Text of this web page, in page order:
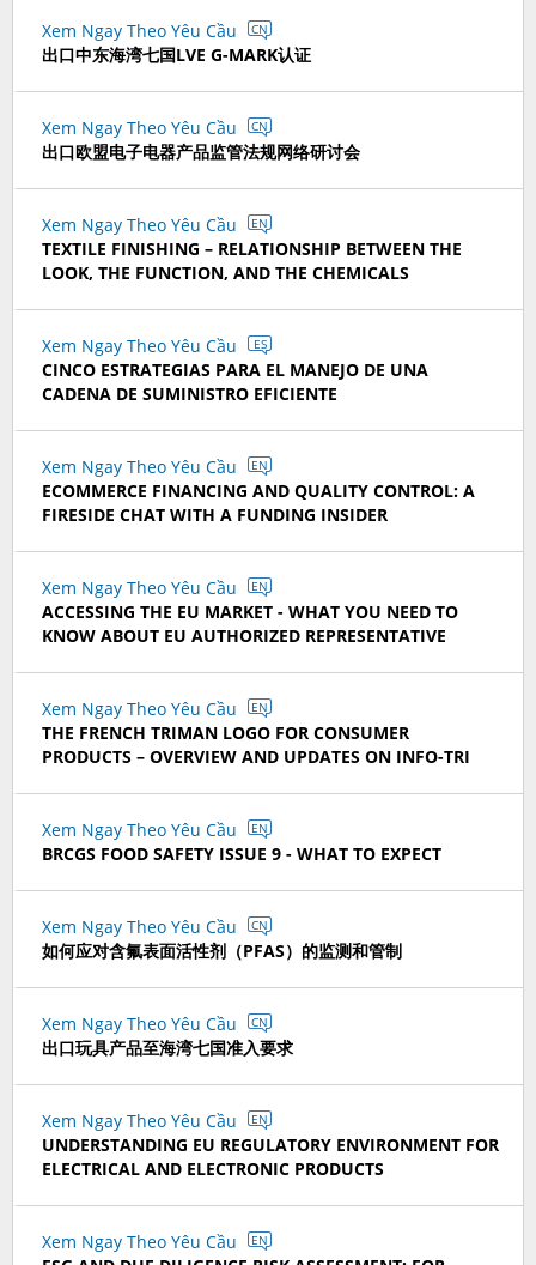
Xem Ngay Theo Yêu Cầu CN
出口中东海湾七国LVE G-MARK认证
Xem Ngay Theo Yêu Cầu CN
出口欧盟电子电器产品监管法规网络研讨会
Xem Ngay Theo Yêu Cầu EN
TEXTILE FINISHING – RELATIONSHIP BETWEEN THE
LOOK, THE FUNCTION, AND THE CHEMICALS
Xem Ngay Theo Yêu Cầu ES
CINCO ESTRATEGIAS PARA EL MANEJO DE UNA
CADENA DE SUMINISTRO EFICIENTE
Xem Ngay Theo Yêu Cầu EN
ECOMMERCE FINANCING AND QUALITY CONTROL: A
FIRESIDE CHAT WITH A FUNDING INSIDER
Xem Ngay Theo Yêu Cầu EN
ACCESSING THE EU MARKET - WHAT YOU NEED TO
KNOW ABOUT EU AUTHORIZED REPRESENTATIVE
Xem Ngay Theo Yêu Cầu EN
THE FRENCH TRIMAN LOGO FOR CONSUMER
PRODUCTS – OVERVIEW AND UPDATES ON INFO-TRI
Xem Ngay Theo Yêu Cầu EN
BRCGS FOOD SAFETY ISSUE 9 - WHAT TO EXPECT
Xem Ngay Theo Yêu Cầu CN
如何应对含氟表面活性剂（PFAS）的监测和管制
Xem Ngay Theo Yêu Cầu CN
出口玩具产品至海湾七国准入要求
Xem Ngay Theo Yêu Cầu EN
UNDERSTANDING EU REGULATORY ENVIRONMENT FOR
ELECTRICAL AND ELECTRONIC PRODUCTS
Xem Ngay Theo Yêu Cầu EN